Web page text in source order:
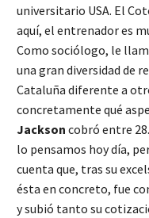
universitario USA. El
aquí, el entrenador es
Como sociólogo, le
una gran diversidad de
Cataluña diferente a
concretamente qué
Jackson cobró entre
lo pensamos hoy día,
cuenta que, tras su
ésta en concreto, fue
y subió tanto su